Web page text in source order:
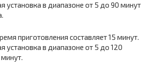
установка в диапазоне от 5 до 90 минут
приготовления составляет 15 минут.
установка в диапазоне от 5 до 120